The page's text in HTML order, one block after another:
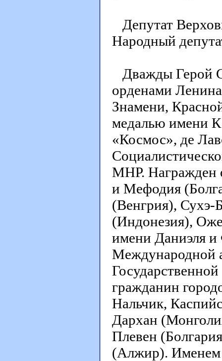
Депутат
Народный
Дважды Герой
орденами
Знамени,
медалью имени
«Космос», де
МНР. Награжден
и Мефодия
(Венгрия), Сухэ-
(Индонезия),
имени Даниэля и
Международной
гражданин
Нальчик,
Дархан
Плевен
(Алжир). Именем